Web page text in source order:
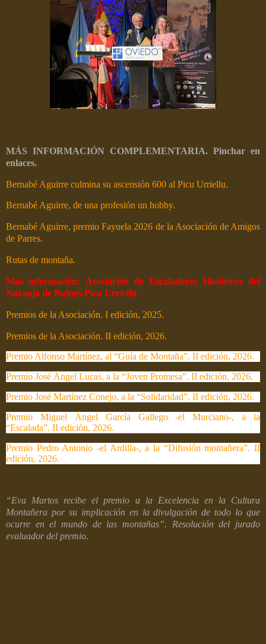
MÁS INFORMACIÓN COMPLEMENTARIA. Pinchar en
enlaces.
Bernabé Aguirre culmina su ascensión 600 al Picu Urriellu.
Bernabé Aguirre, de una profesión un hobby.
Bernabé Aguirre, premio Fayuela 2026 de la Asociación de Amigos
de Parres.
Rutas de montaña.
Más información: Asociación de Escaladores Históricos del
Naranjo de Bulnes-Picu Urriellu.
Premios de la Asociación. I edición, 2025.
Premios de la Asociación. II edición, 2026.
Premio Alfonso Martínez, al “Guía de Montaña”. II edición, 2026.
Premio José Ángel Lucas, a la “Joven Promesa”. II edición, 2026.
Premio José Martínez Conejo, a la “Solidaridad”. II edición, 2026.
Premio Miguel Ángel García Gallego -el Murciano-, a la
“Escalada”. II edición, 2026.
Premio Pedro Antonio -el Ardilla-, a la “Difusión montañera”. II
edición, 2026.
“Eva Martos recibe el premio a la Excelencia en la Cultura
Montañera por su implicación en la divulgación de todo lo que
ocurre en el mundo de las montañas”. Resolución del jurado
evaluador del premio.